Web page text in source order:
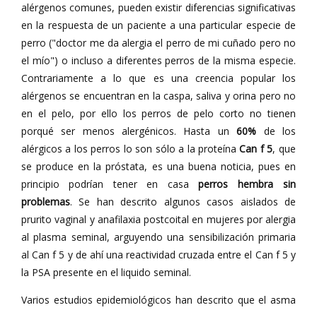
alérgenos comunes, pueden existir diferencias significativas
en la respuesta de un paciente a una particular especie de
perro ("doctor me da alergia el perro de mi cuñado pero no
el mío") o incluso a diferentes perros de la misma especie.
Contrariamente a lo que es una creencia popular los
alérgenos se encuentran en la caspa, saliva y orina pero no
en el pelo, por ello los perros de pelo corto no tienen
porqué ser menos alergénicos. Hasta un 60% de los
alérgicos a los perros lo son sólo a la proteína Can f 5, que
se produce en la próstata, es una buena noticia, pues en
principio podrían tener en casa perros hembra sin
problemas. Se han descrito algunos casos aislados de
prurito vaginal y anafilaxia postcoital en mujeres por alergia
al plasma seminal, arguyendo una sensibilización primaria
al Can f 5 y de ahí una reactividad cruzada entre el Can f 5 y
la PSA presente en el liquido seminal.
Varios estudios epidemiológicos han descrito que el asma